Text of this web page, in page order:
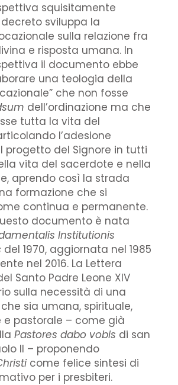
squisitamente
sviluppa la
sulla relazione fra
e risposta umana. In
il documento ebbe
una teologia della
che non fosse
dell’ordinazione ma che
tutta la vita del
l’adesione
progetto del Signore in tutti
vita del sacerdote e nella
aprendo così la strada
formazione che si
continua e permanente.
documento è nata
Institutionis
del 1970, aggiornata nel 1985
nel 2016. La Lettera
Santo Padre Leone XIV
sulla necessità di una
sia umana, spirituale,
pastorale – come già
Pastores dabo vobis di san
II – proponendo
come felice sintesi di
per i presbiteri.